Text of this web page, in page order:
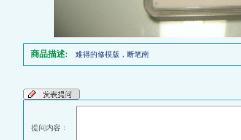
商品描述: 难得的修模版，断笔南
提问内容：